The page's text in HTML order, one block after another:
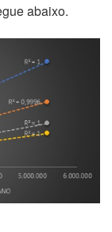
abaixo.